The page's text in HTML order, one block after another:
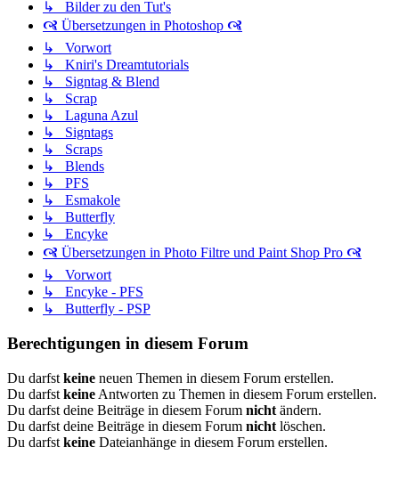
↳ Bilder zu den Tut's
🙧 Übersetzungen in Photoshop 🙧
↳ Vorwort
↳ Kniri's Dreamtutorials
↳ Signtag & Blend
↳ Scrap
↳ Laguna Azul
↳ Signtags
↳ Scraps
↳ Blends
↳ PFS
↳ Esmakole
↳ Butterfly
↳ Encyke
🙧 Übersetzungen in Photo Filtre und Paint Shop Pro 🙧
↳ Vorwort
↳ Encyke - PFS
↳ Butterfly - PSP
Berechtigungen in diesem Forum
Du darfst keine neuen Themen in diesem Forum erstellen.
Du darfst keine Antworten zu Themen in diesem Forum erstellen.
Du darfst deine Beiträge in diesem Forum nicht ändern.
Du darfst deine Beiträge in diesem Forum nicht löschen.
Du darfst keine Dateianhänge in diesem Forum erstellen.